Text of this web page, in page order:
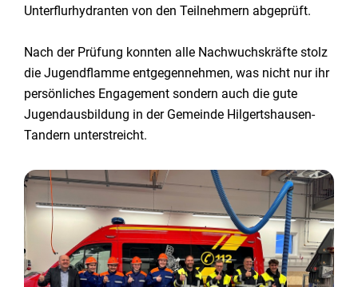
Unterflurhydranten von den Teilnehmern abgeprüft.
Nach der Prüfung konnten alle Nachwuchskräfte stolz
die Jugendflamme entgegennehmen, was nicht nur ihr
persönliches Engagement sondern auch die gute
Jugendausbildung in der Gemeinde Hilgertshausen-
Tandern unterstreicht.